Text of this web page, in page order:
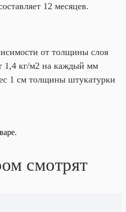
12 месяцев.
от толщины слоя
1,4 кг/м2 на каждый мм
1 см толщины штукатурки
смотрят